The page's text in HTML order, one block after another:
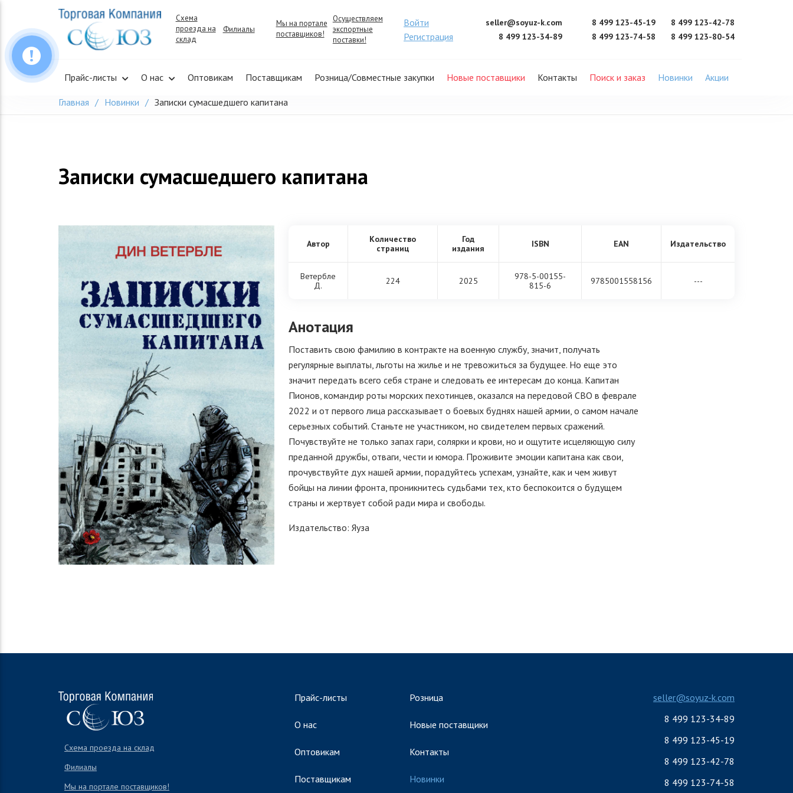
content
Схема
проезда на
склад
Филиалы
Мы на портале
поставщиков!
Осуществляем
экспортные
поставки!
Войти
Регистрация
seller@soyuz-k.com
8 499 123-34-89
8 499 123-45-19
8 499 123-42-78
8 499 123-74-58
8 499 123-80-54
Прайс-листы О нас Оптовикам Поставщикам Розница/Совместные закупки Новые поставщики Контакты Поиск и заказ Новинки Акции
Главная Новинки Записки сумасшедшего капитана
Записки сумасшедшего капитана
Автор
Количество
страниц
Год
издания
ISBN EAN Издательство
Ветербле
Д.
224 2025
978-5-00155-
815-6
9785001558156 ---
Анотация
Поставить свою фамилию в контракте на военную службу, значит, получать
регулярные выплаты, льготы на жилье и не тревожиться за будущее. Но еще это
значит передать всего себя стране и следовать ее интересам до конца. Капитан
Пионов, командир роты морских пехотинцев, оказался на передовой СВО в феврале
2022 и от первого лица рассказывает о боевых буднях нашей армии, о самом начале
серьезных событий. Станьте не участником, но свидетелем первых сражений.
Почувствуйте не только запах гари, солярки и крови, но и ощутите исцеляющую силу
преданной дружбы, отваги, чести и юмора. Проживите эмоции капитана как свои,
прочувствуйте дух нашей армии, порадуйтесь успехам, узнайте, как и чем живут
бойцы на линии фронта, проникнитесь судьбами тех, кто беспокоится о будущем
страны и жертвует собой ради мира и свободы.
Издательство: Яуза
Схема проезда на склад
Филиалы
Мы на портале поставщиков!
Прайс-листы
О нас
Оптовикам
Поставщикам
Розница
Новые поставщики
Контакты
Новинки
seller@soyuz-k.com
8 499 123-34-89
8 499 123-45-19
8 499 123-42-78
8 499 123-74-58